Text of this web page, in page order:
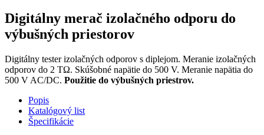
Digitálny merač izolačného odporu do
výbušných priestorov
Digitálny tester izolačných odporov s diplejom. Meranie izolačných
odporov do 2 TΩ. Skúšobné napätie do 500 V. Meranie napätia do
500 V AC/DC. Použitie do výbušných priestrov.
Popis
Katalógový list
Špecifikácie